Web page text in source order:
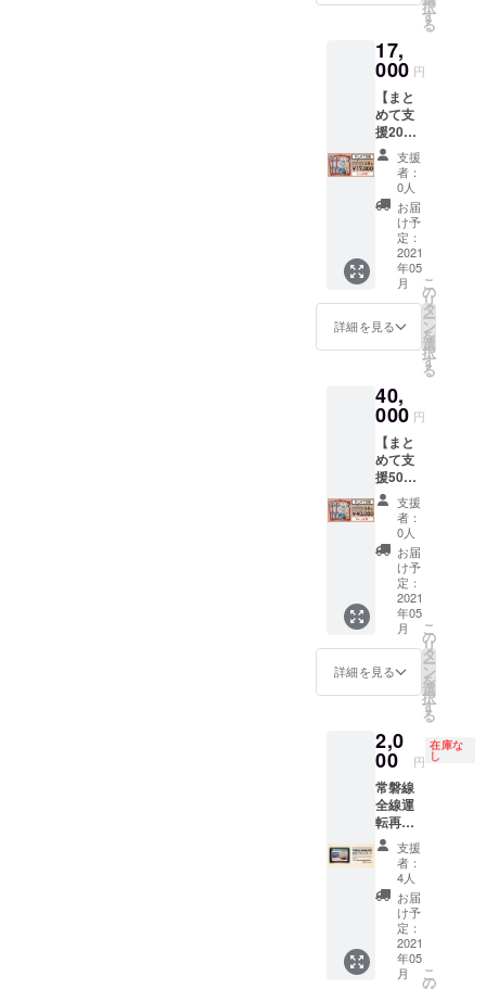
「郵便
番号」･
「送付
先(住
所)」･
「氏
名」の
記載を
お願い
しま
す。
乗せ支
援では
なく、
個数を
増やし
てご支
援くだ
い。)。
【支援
者の方
へのお
願い】
謎解き
宝探し
ト参加
のご案
えした
いの
で、お
手数で
すが
【備考
欄】に
「郵便
番号」･
「送付
先(住
所)」･
「氏
名」の
記載を
しま
す。
場合、
謎解き
宝探し
イベン
トへの
参加が
できま
す。1回
のご支
援につ
き10組
分のイ
ベント
参加に
必要な
ご案内
などを
サーク
ルや職
場など
のレク
レー
ション
や福利
厚生な
どとし
て、謎
解き宝
探しイ
ベント
をご活
用いた
合など
に便利
者の方
へのお
願い】
謎解き
宝探し
イベン
ト参加
のご案
内を急
ぎお伝
えした
いの
で、お
手数で
（バ
ンク）
の掲載
・今回
の謎解
き宝探
しイベ
ントの
メイン
サイト
に協賛
広告
（バ
ナーリ
ンク）
をさせ
ていた
だきま
ました
金額
は、今
回の謎
解き宝
探しイ
ベント
実施に
あたっ
ての経
費の一
部に充
てさせ
ていた
だきま
す。 ・
支援額
で口数
を入れ
ていた
だく
か、支
援額の
上乗せ
支援も
受け付
けてい
ます。
(例)5万
円のご
支援の
場合、
択
す
る
17,
000 円
【まと
めて支
援20】
イベン
トオリ
ジナル
クリア
ファイ
ル×20枚
・まと
めて支
援する
こと
で、3枚
分
（3,000
得に
なって
いま
す。 ■
リター
ンの内
容 ・謎
解き宝
探しイ
ベント
のオリ
ジナル
のクリ
アファ
イル(20
枚) ●こ
のリ
場合、
謎解き
宝探し
イベン
トへの
参加が
できま
す。1回
のご支
援につ
き20組
分のイ
ベント
参加に
必要な
支援
者：
0人
お届
け予
定：
2021
年05
月
詳細を見る
こ
の
リ
タ
ー
ン
を
選
択
す
る
40,
000 円
【まと
めて支
援50】
イベン
トオリ
ジナル
クリア
ファイ
ル×50枚
・まと
めて支
援する
こと
で、10
枚分
（10,00
得に
なって
いま
す。 ■
リター
ンの内
容 ・謎
解き宝
探しイ
ベント
のオリ
ジナル
のクリ
アファ
イル(50
支援
者：
0人
お届
け予
定：
2021
年05
月
詳細を見る
こ
の
リ
タ
ー
ン
を
選
択
す
る
2,0
00 円
在庫な
し
常磐線
全線運
転再開
記念パ
ネルス
タンド
【JR東
日本水
戸支社
提供】
■リター
ンの内
支援
者：
4人
お届
け予
定：
2021
年05
月
こ
の